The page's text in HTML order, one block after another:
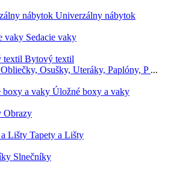
Univerzálny nábytok
Sedacie vaky
Bytový textil
Obliečky, Osušky, Uteráky, Paplóny, P ...
Úložné boxy a vaky
Obrazy
Tapety a Lišty
Slnečníky